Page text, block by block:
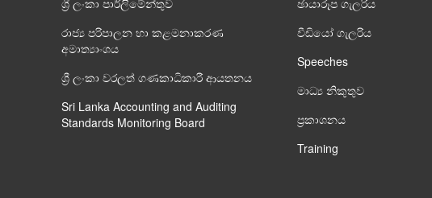
රාජ්‍ය පරිපාලන හා කළමනාකරණ
අමාත්‍යාංශය
ශ්‍රී ලංකා වරලත් ගණකාධිකාරී ආයතනය
Sri Lanka Accounting and Auditing
Standards Monitoring Board
වීඩියෝ ගැලරිය
Speeches
මාධ්‍ය නිකුතුව
ප්‍රකාශනය
Training